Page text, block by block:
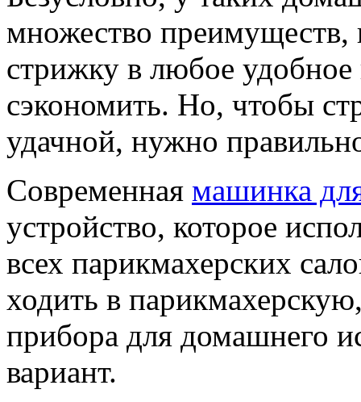
множество преимуществ,
стрижку в любое
сэкономить. Но, чтобы
удачной, нужно
Современная машинка
устройство, которое
всех парикмахерских
ходить в
прибора для домашнего
вариант.